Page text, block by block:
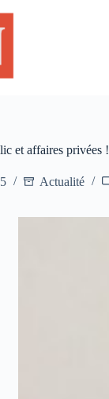
et affaires privées !
Actualité